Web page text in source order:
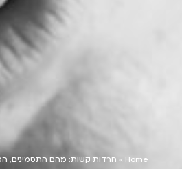
Home
» חרדות קשות: מהם התסמינים,